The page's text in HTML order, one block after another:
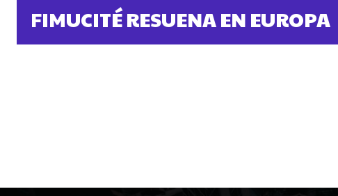
FIMUCITÉ RESUENA EN EUROPA